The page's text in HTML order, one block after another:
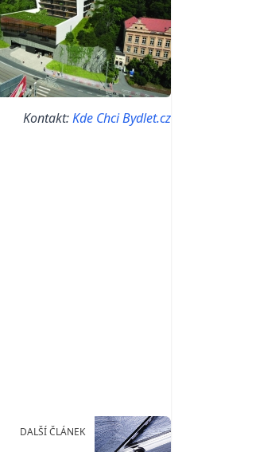
Kontakt:Kde Chci Bydlet.cz
DALŠÍ ČLÁNEK